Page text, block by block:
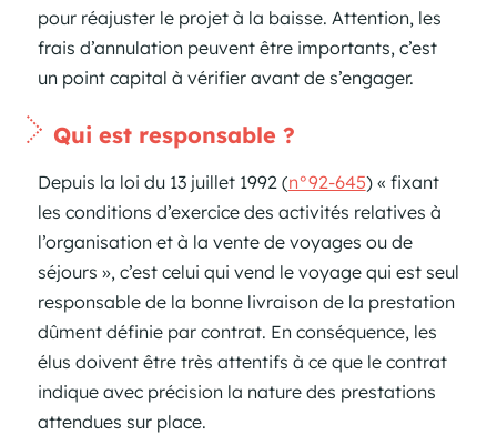
pour réajuster le projet à la baisse. Attention, les
frais d’annulation peuvent être importants, c’est
un point capital à vérifier avant de s’engager.
Qui est responsable ?
Depuis la loi du 13 juillet 1992 (n°92-645) « fixant
les conditions d’exercice des activités relatives à
l’organisation et à la vente de voyages ou de
séjours », c’est celui qui vend le voyage qui est seul
responsable de la bonne livraison de la prestation
dûment définie par contrat. En conséquence, les
élus doivent être très attentifs à ce que le contrat
indique avec précision la nature des prestations
attendues sur place.